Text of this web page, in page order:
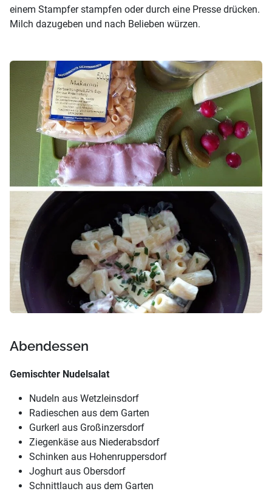
einem Stampfer stampfen oder durch eine Presse drücken.
Milch dazugeben und nach Belieben würzen.
Abendessen
Gemischter Nudelsalat
Nudeln aus Wetzleinsdorf
Radieschen aus dem Garten
Gurkerl aus Großinzersdorf
Ziegenkäse aus Niederabsdorf
Schinken aus Hohenruppersdorf
Joghurt aus Obersdorf
Schnittlauch aus dem Garten